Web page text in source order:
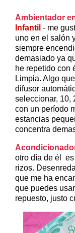
Ambientador
Infantil - me
uno en el salón
siempre
demasiado ya
he repetido con
Limpia. Algo
difusor
seleccionar, 10,
con un período
estancias
concentra
otro día de él es
rizos.
que me ha
que puedes
repuesto, justo